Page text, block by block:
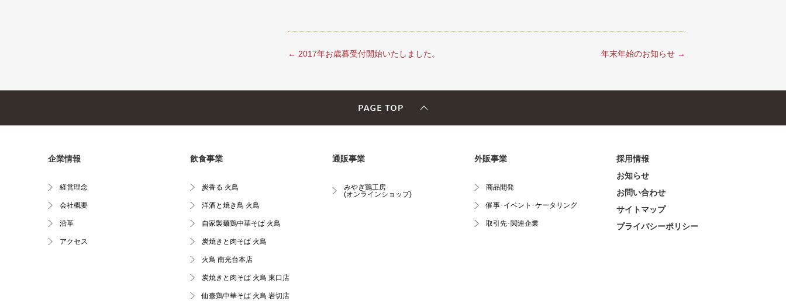
← 2017年お歳暮受付開始いたしました。 年末年始のお知らせ →
企業情報
経営理念
会社概要
沿革
アクセス
飲食事業
炭香る 火鳥
洋酒と焼き鳥 火鳥
自家製麺鶏中華そば 火鳥
炭焼きと肉そば 火鳥
火鳥 南光台本店
炭焼きと肉そば 火鳥 東口店
仙臺鶏中華そば 火鳥 岩切店
通販事業
みやぎ鶏工房
(オンラインショップ)
外販事業
商品開発
催事･イベント･ケータリング
取引先･関連企業
採用情報
お知らせ
お問い合わせ
サイトマップ
プライバシーポリシー